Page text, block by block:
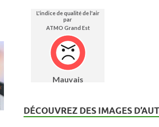
DÉCOUVREZ DES IMAGES